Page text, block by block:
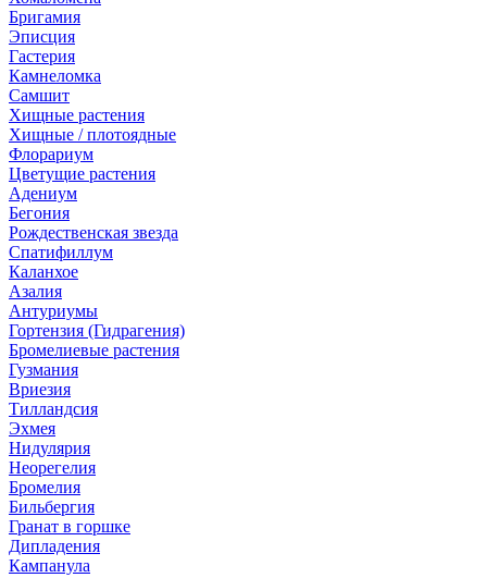
Бригамия
Эписция
Гастерия
Камнеломка
Самшит
Хищные растения
Хищные / плотоядные
Флорариум
Цветущие растения
Адениум
Бегония
Рождественская звезда
Спатифиллум
Каланхое
Азалия
Антуриумы
Гортензия (Гидрагения)
Бромелиевые растения
Гузмания
Вриезия
Тилландсия
Эхмея
Нидулярия
Неорегелия
Бромелия
Бильбергия
Гранат в горшке
Дипладения
Кампанула